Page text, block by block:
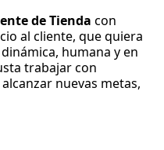
de Tienda con
al cliente, que quiera
humana y en
trabajar con
nuevas metas,